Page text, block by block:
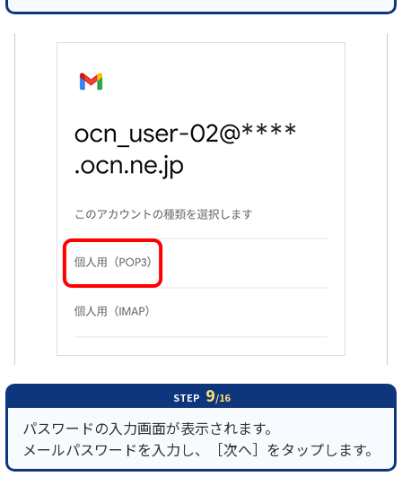
STEP 9/16
パスワードの入力画面が表示されます。
メールパスワードを入力し、［次へ］をタップします。